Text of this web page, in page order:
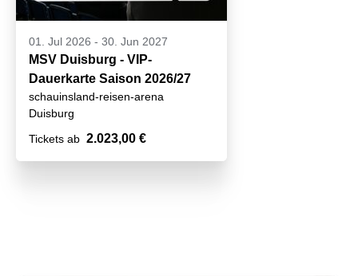
01. Jul 2026 - 30. Jun 2027
MSV Duisburg - VIP-
Dauerkarte Saison 2026/27
schauinsland-reisen-arena
Duisburg
Tickets ab 2.023,00 €